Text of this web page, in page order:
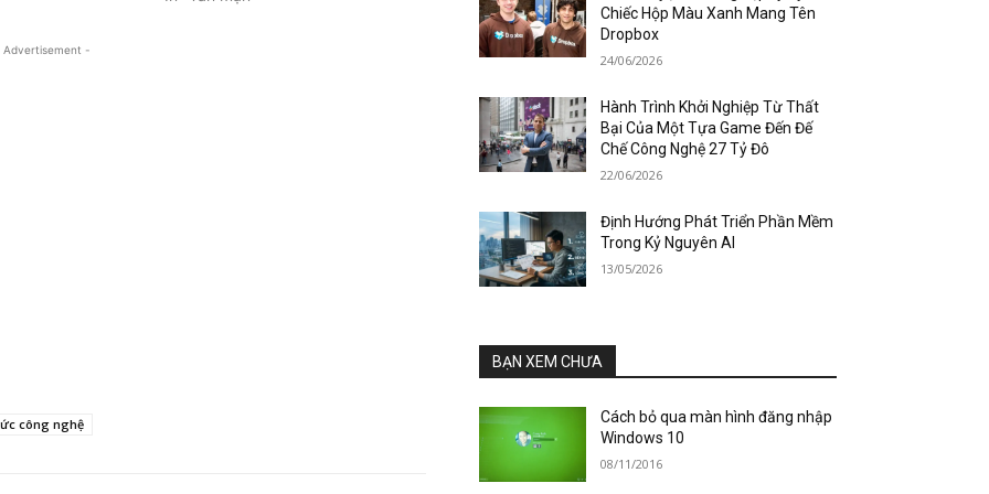
Advertisement -
công nghệ
Chiếc Hộp Màu Xanh Mang Tên
Dropbox
24/06/2026
Hành Trình Khởi Nghiệp Từ Thất
Bại Của Một Tựa Game Đến Đế
Chế Công Nghệ 27 Tỷ Đô
22/06/2026
Định Hướng Phát Triển Phần Mềm
Trong Kỷ Nguyên AI
13/05/2026
BẠN XEM CHƯA
Cách bỏ qua màn hình đăng nhập
Windows 10
08/11/2016